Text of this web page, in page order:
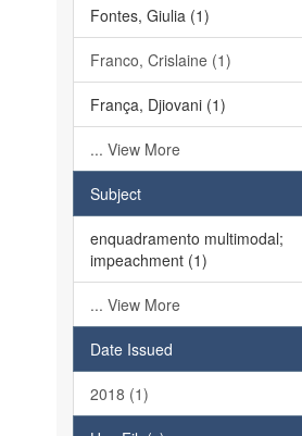
Fontes, Giulia (1)
Franco, Crislaine (1)
França, Djiovani (1)
... View More
Subject
enquadramento multimodal;
impeachment (1)
... View More
Date Issued
2018 (1)